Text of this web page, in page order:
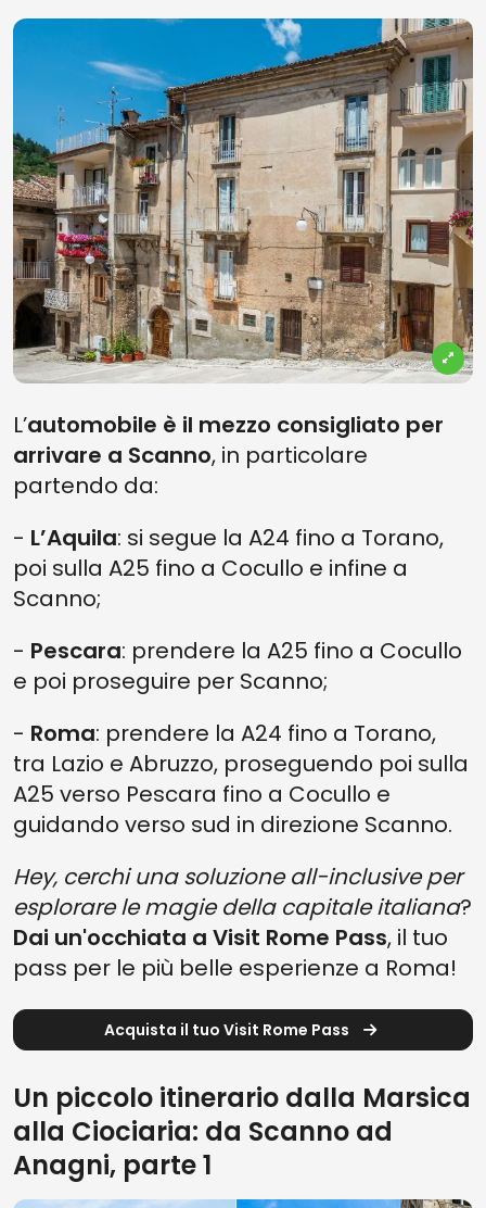
L’automobile è il mezzo consigliato per
arrivare a Scanno, in particolare
partendo da:
- L’Aquila: si segue la A24 fino a Torano,
poi sulla A25 fino a Cocullo e infine a
Scanno;
- Pescara: prendere la A25 fino a Cocullo
e poi proseguire per Scanno;
- Roma: prendere la A24 fino a Torano,
tra Lazio e Abruzzo, proseguendo poi sulla
A25 verso Pescara fino a Cocullo e
guidando verso sud in direzione Scanno.
Hey, cerchi una soluzione all-inclusive per
esplorare le magie della capitale italiana?
Dai un'occhiata a Visit Rome Pass, il tuo
pass per le più belle esperienze a Roma!
Acquista il tuo Visit Rome Pass
Un piccolo itinerario dalla Marsica
alla Ciociaria: da Scanno ad
Anagni, parte 1